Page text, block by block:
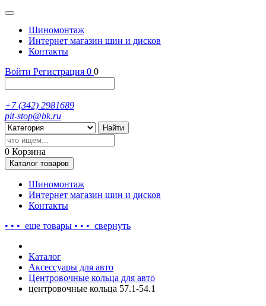
Шиномонтаж
Интернет магазин шин и дисков
Контакты
Войти Регистрация 0 0
+7 (342) 2981689
pit-stop@bk.ru
Найти
0 Корзина
Каталог товаров
Шиномонтаж
Интернет магазин шин и дисков
Контакты
• • • еще товары • • • свернуть
Каталог
Аксессуары для авто
Центровочные кольца для авто
центровочные кольца 57.1-54.1